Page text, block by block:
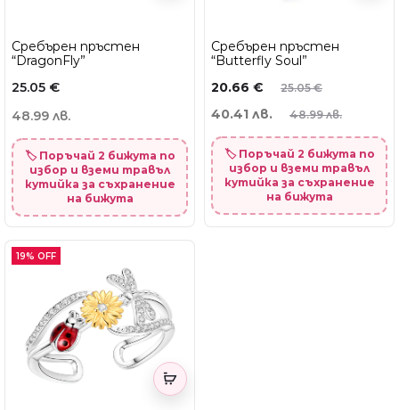
Сребърен пръстен
“DragonFly”
25.05 €
48.99 лв.
🏷️ Поръчай 2 бижута по
избор и вземи травъл
кутийка за съхранение
на бижута
Сребърен пръстен
“Butterfly Soul”
25.05€
20.66 €
48.99 лв.
40.41 лв.
🏷️ Поръчай 2 бижута по
избор и вземи травъл
кутийка за съхранение
на бижута
19% OFF